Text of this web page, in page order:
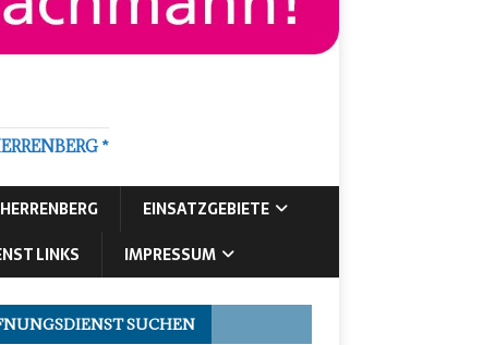
*
EINSATZGEBIETE
LINKS IMPRESSUM
SUCHEN